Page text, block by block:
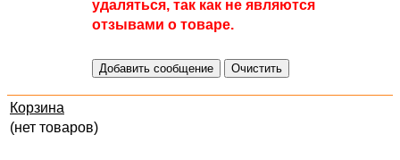
удаляться, так как не являются
отзывами о товаре.
Корзина
(нет товаров)